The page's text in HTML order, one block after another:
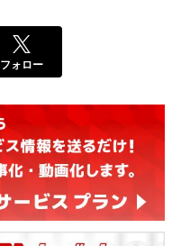
フォロー